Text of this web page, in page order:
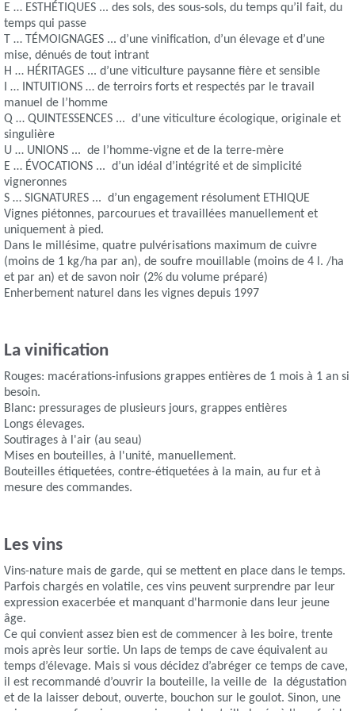
E … ESTHÉTIQUES ... des sols, des sous-sols, du temps qu’il fait, du
temps qui passe
T … TÉMOIGNAGES ... d’une vinification, d’un élevage et d’une
mise, dénués de tout intrant
H … HÉRITAGES ... d’une viticulture paysanne fière et sensible
I … INTUITIONS … de terroirs forts et respectés par le travail
manuel de l’homme
Q … QUINTESSENCES ... d’une viticulture écologique, originale et
singulière
U … UNIONS ... de l’homme-vigne et de la terre-mère
E … ÉVOCATIONS ... d’un idéal d’intégrité et de simplicité
vigneronnes
S … SIGNATURES ... d’un engagement résolument ETHIQUE
Vignes piétonnes, parcourues et travaillées manuellement et
uniquement à pied.
Dans le millésime, quatre pulvérisations maximum de cuivre
(moins de 1 kg/ha par an), de soufre mouillable (moins de 4 l. /ha
et par an) et de savon noir (2% du volume préparé)
Enherbement naturel dans les vignes depuis 1997
La vinification
Rouges: macérations-infusions grappes entières de 1 mois à 1 an si
besoin.
Blanc: pressurages de plusieurs jours, grappes entières
Longs élevages.
Soutirages à l'air (au seau)
Mises en bouteilles, à l'unité, manuellement.
Bouteilles étiquetées, contre-étiquetées à la main, au fur et à
mesure des commandes.
Les vins
Vins-nature mais de garde, qui se mettent en place dans le temps.
Parfois chargés en volatile, ces vins peuvent surprendre par leur
expression exacerbée et manquant d'harmonie dans leur jeune
âge.
Ce qui convient assez bien est de commencer à les boire, trente
mois après leur sortie. Un laps de temps de cave équivalent au
temps d’élevage. Mais si vous décidez d’abréger ce temps de cave,
il est recommandé d’ouvrir la bouteille, la veille de la dégustation
et de la laisser debout, ouverte, bouchon sur le goulot. Sinon, une